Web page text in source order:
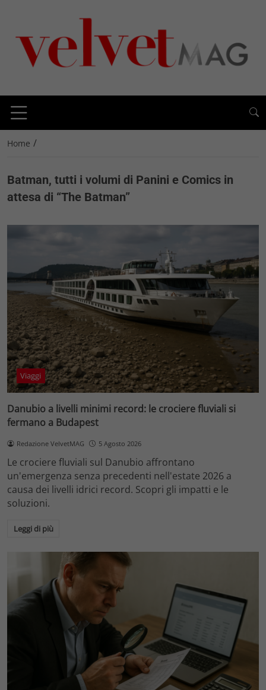
Home /
Batman, tutti i volumi di Panini e Comics in
attesa di “The Batman”
Viaggi
Danubio a livelli minimi record: le crociere fluviali si
fermano a Budapest
Redazione VelvetMAG 5 Agosto 2026
Le crociere fluviali sul Danubio affrontano
un'emergenza senza precedenti nell'estate 2026 a
causa dei livelli idrici record. Scopri gli impatti e le
soluzioni.
Leggi di più